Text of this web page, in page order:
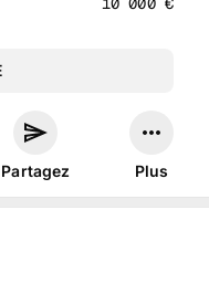
Partagez Plus